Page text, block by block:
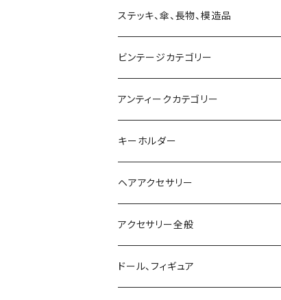
マフラー、ストール、スカーフ
ベスト
望遠鏡、単眼鏡、双眼鏡、ルーペ
付けエリ
手首、足首
キャンドルスタンド
バッグ
ステッキ、傘、長物、模造品
ビンテージカテゴリー
アンティークカテゴリー
キーホルダー
ヘアアクセサリー
アクセサリー全般
シルバーアクセサリー
ドール、フィギュア